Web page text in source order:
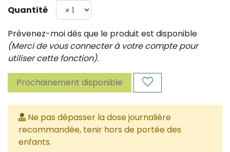
Quantité
Prévenez-moi dès que le produit est disponible
(Merci de vous connecter à votre compte pour
utiliser cette fonction).
Prochainement disponible
Ne pas dépasser la dose journalière
recommandée, tenir hors de portée des
enfants.